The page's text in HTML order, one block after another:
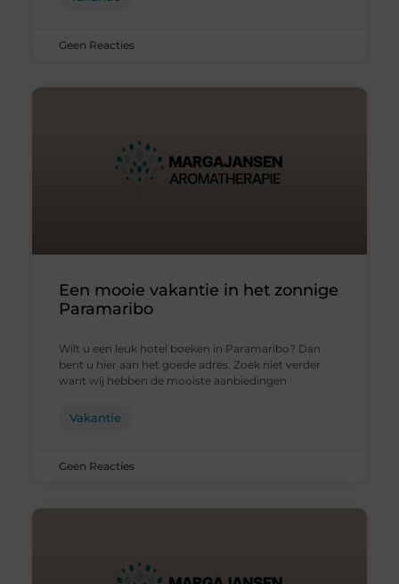
Geen Reacties
Een mooie vakantie in het zonnige
Paramaribo
Wilt u een leuk hotel boeken in Paramaribo? Dan
bent u hier aan het goede adres. Zoek niet verder
want wij hebben de mooiste aanbiedingen
Vakantie
Geen Reacties